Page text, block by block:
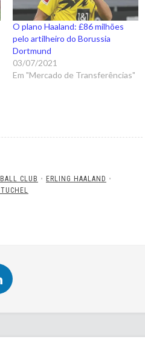
O plano Haaland: £86 milhões
pelo artilheiro do Borussia
Dortmund
03/07/2021
Em "Mercado de Transferências"
CLUB • ERLING HAALAND •